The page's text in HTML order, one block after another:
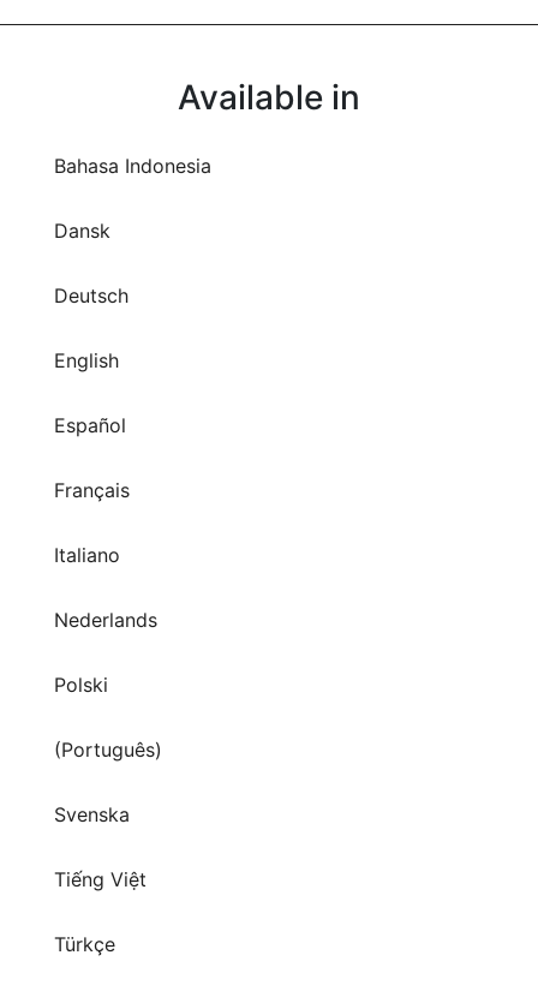
Available in
Bahasa Indonesia
Dansk
Deutsch
English
Español
Français
Italiano
Nederlands
Polski
(Português)
Svenska
Tiếng Việt
Türkçe